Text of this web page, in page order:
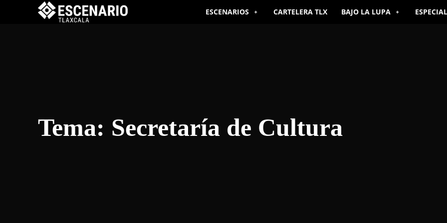
ESCENARIOS CARTELERA TLX BAJO LA LUPA
Tema: Secretaría de Cultura